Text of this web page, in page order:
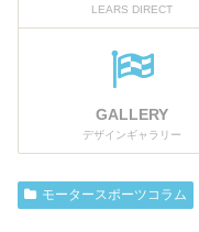
LEARS DIRECT
GALLERY
デザインギャラリー
モータースポーツコラム